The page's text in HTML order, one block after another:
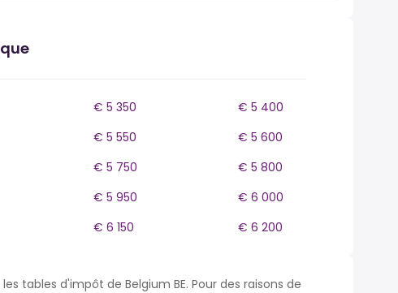
€ 5 350
€ 5 400
€ 5 550
€ 5 600
€ 5 750
€ 5 800
€ 5 950
€ 6 000
€ 6 150 € 6 200
tables d'impôt de Belgium BE. Pour des raisons de